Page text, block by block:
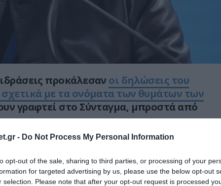
- Do Not Process My Personal Information
opt-out of the sale, sharing to third parties, or processing of your
for targeted advertising by us, please use the below opt-out
selection. Please note that after your opt-out request is processed
προκάλεσαν οι δηλώσεις του
με τα ονόματα των θυμάτων των
γραφτεί στο Σύνταγμα, μπροστά από
είχε τοποθετηθεί δημόσια ζητώντας να
ονόματα των 57 νεκρών, ενώ κάλεσε ακόμα
να παρέμβει για το ζήτημα.